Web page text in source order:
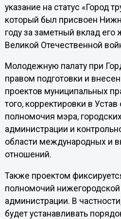
указание на статус «Город
который был присвоен
году за заметный вклад его
Великой Отечественной
Молодежную палату при
правом подготовки и
проектов муниципальных
того, корректировки в
полномочия мэра,
администрации и
области международных и
отношений.
Также проектом
полномочий
администрации. В
будет устанавливать